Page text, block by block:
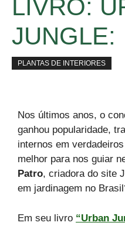
LIVRO:
JUNGLE:
PLANTAS DE INTERIORES
Nos últimos anos, o
ganhou popularidade,
internos em
melhor para nos guiar
Patro, criadora do site
em jardinagem no
Em seu livro “Urban